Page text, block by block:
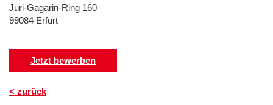
Juri-Gagarin-Ring 160
99084 Erfurt
Jetzt bewerben
< zurück